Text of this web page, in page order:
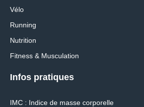
Vélo
Running
Nutrition
Fitness & Musculation
Infos pratiques
IMC : Indice de masse corporelle